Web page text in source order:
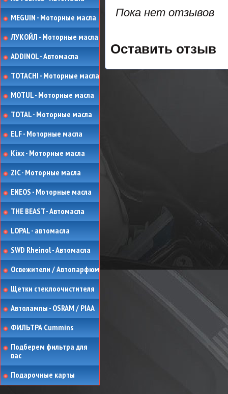
MEGUIN - Моторные масла
ЛУКОЙЛ - Моторные масла
ADDINOL - Автомасла
TOTACHI - Моторные масла
MOTUL - Моторные масла
TOTAL - Моторные масла
ELF - Моторные масла
Kixx - Моторные масла
ZIC - Моторные масла
ENEOS - Моторные масла
THE BEAST - Автомасла
LOPAL - автомасла
SWD Rheinol - Автомасла
Освежители / Автопарфюм
Щетки стеклоочистителя
Автолампы - OSRAM / PIAA
ФИЛЬТРА Cummins
Подберем фильтра для
вас
Подарочные карты
Пока нет отзывов
Оставить отзыв